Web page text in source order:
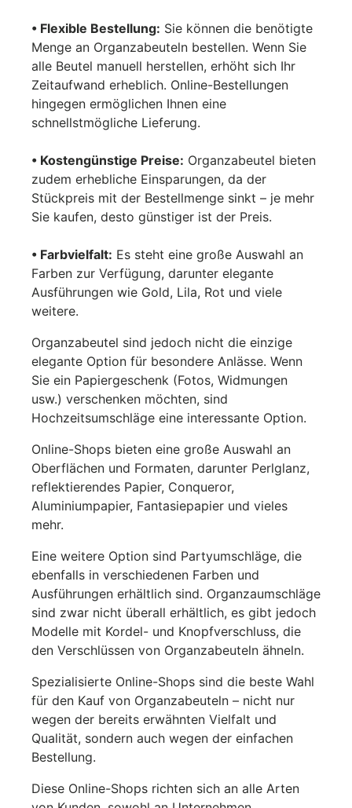
• Flexible Bestellung: Sie können die benötigte
Menge an Organzabeuteln bestellen. Wenn Sie
alle Beutel manuell herstellen, erhöht sich Ihr
Zeitaufwand erheblich. Online-Bestellungen
hingegen ermöglichen Ihnen eine
schnellstmögliche Lieferung.
• Kostengünstige Preise: Organzabeutel bieten
zudem erhebliche Einsparungen, da der
Stückpreis mit der Bestellmenge sinkt – je mehr
Sie kaufen, desto günstiger ist der Preis.
• Farbvielfalt: Es steht eine große Auswahl an
Farben zur Verfügung, darunter elegante
Ausführungen wie Gold, Lila, Rot und viele
weitere.
Organzabeutel sind jedoch nicht die einzige
elegante Option für besondere Anlässe. Wenn
Sie ein Papiergeschenk (Fotos, Widmungen
usw.) verschenken möchten, sind
Hochzeitsumschläge eine interessante Option.
Online-Shops bieten eine große Auswahl an
Oberflächen und Formaten, darunter Perlglanz,
reflektierendes Papier, Conqueror,
Aluminiumpapier, Fantasiepapier und vieles
mehr.
Eine weitere Option sind Partyumschläge, die
ebenfalls in verschiedenen Farben und
Ausführungen erhältlich sind. Organzaumschläge
sind zwar nicht überall erhältlich, es gibt jedoch
Modelle mit Kordel- und Knopfverschluss, die
den Verschlüssen von Organzabeuteln ähneln.
Spezialisierte Online-Shops sind die beste Wahl
für den Kauf von Organzabeuteln – nicht nur
wegen der bereits erwähnten Vielfalt und
Qualität, sondern auch wegen der einfachen
Bestellung.
Diese Online-Shops richten sich an alle Arten